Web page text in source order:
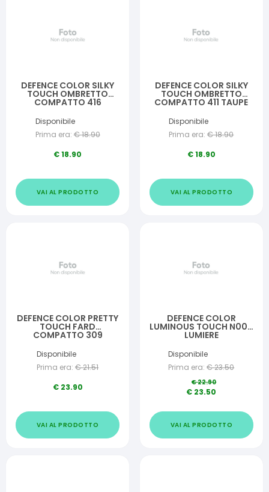
DEFENCE COLOR SILKY
TOUCH OMBRETTO
COMPATTO 416
Disponibile
Prima era: €18.90
€18.90
VAI AL PRODOTTO
DEFENCE COLOR SILKY
TOUCH OMBRETTO
COMPATTO 411 TAUPE
Disponibile
Prima era: €18.90
€18.90
VAI AL PRODOTTO
DEFENCE COLOR PRETTY
TOUCH FARD
COMPATTO 309
Disponibile
Prima era: €21.51
€ 23.90
VAI AL PRODOTTO
DEFENCE COLOR
LUMINOUS TOUCH N000
LUMIERE
Disponibile
Prima era: €23.50
€22.90
€ 23.50
VAI AL PRODOTTO